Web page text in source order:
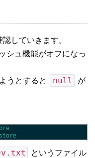
認していきます。
シュ機能がオフになっ
うとすると
null
が
というファイル